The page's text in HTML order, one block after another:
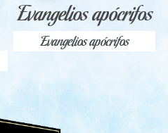
Evangelios apócrifos
Evangelios apócrifos